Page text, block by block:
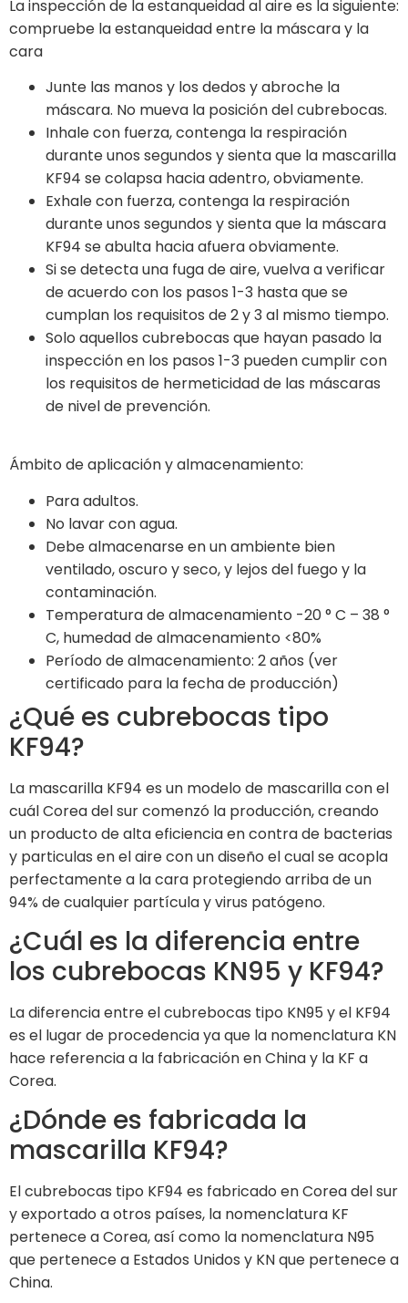
La inspección de la estanqueidad al aire es la siguiente:
compruebe la estanqueidad entre la máscara y la
cara
Junte las manos y los dedos y abroche la
máscara. No mueva la posición del cubrebocas.
Inhale con fuerza, contenga la respiración
durante unos segundos y sienta que la mascarilla
KF94 se colapsa hacia adentro, obviamente.
Exhale con fuerza, contenga la respiración
durante unos segundos y sienta que la máscara
KF94 se abulta hacia afuera obviamente.
Si se detecta una fuga de aire, vuelva a verificar
de acuerdo con los pasos 1-3 hasta que se
cumplan los requisitos de 2 y 3 al mismo tiempo.
Solo aquellos cubrebocas que hayan pasado la
inspección en los pasos 1-3 pueden cumplir con
los requisitos de hermeticidad de las máscaras
de nivel de prevención.
Ámbito de aplicación y almacenamiento:
Para adultos.
No lavar con agua.
Debe almacenarse en un ambiente bien
ventilado, oscuro y seco, y lejos del fuego y la
contaminación.
Temperatura de almacenamiento -20 ° C – 38 °
C, humedad de almacenamiento <80%
Período de almacenamiento: 2 años (ver
certificado para la fecha de producción)
¿Qué es cubrebocas tipo
KF94?
La mascarilla KF94 es un modelo de mascarilla con el
cuál Corea del sur comenzó la producción, creando
un producto de alta eficiencia en contra de bacterias
y particulas en el aire con un diseño el cual se acopla
perfectamente a la cara protegiendo arriba de un
94% de cualquier partícula y virus patógeno.
¿Cuál es la diferencia entre
los cubrebocas KN95 y KF94?
La diferencia entre el cubrebocas tipo KN95 y el KF94
es el lugar de procedencia ya que la nomenclatura KN
hace referencia a la fabricación en China y la KF a
Corea.
¿Dónde es fabricada la
mascarilla KF94?
El cubrebocas tipo KF94 es fabricado en Corea del sur
y exportado a otros países, la nomenclatura KF
pertenece a Corea, así como la nomenclatura N95
que pertenece a Estados Unidos y KN que pertenece a
China.